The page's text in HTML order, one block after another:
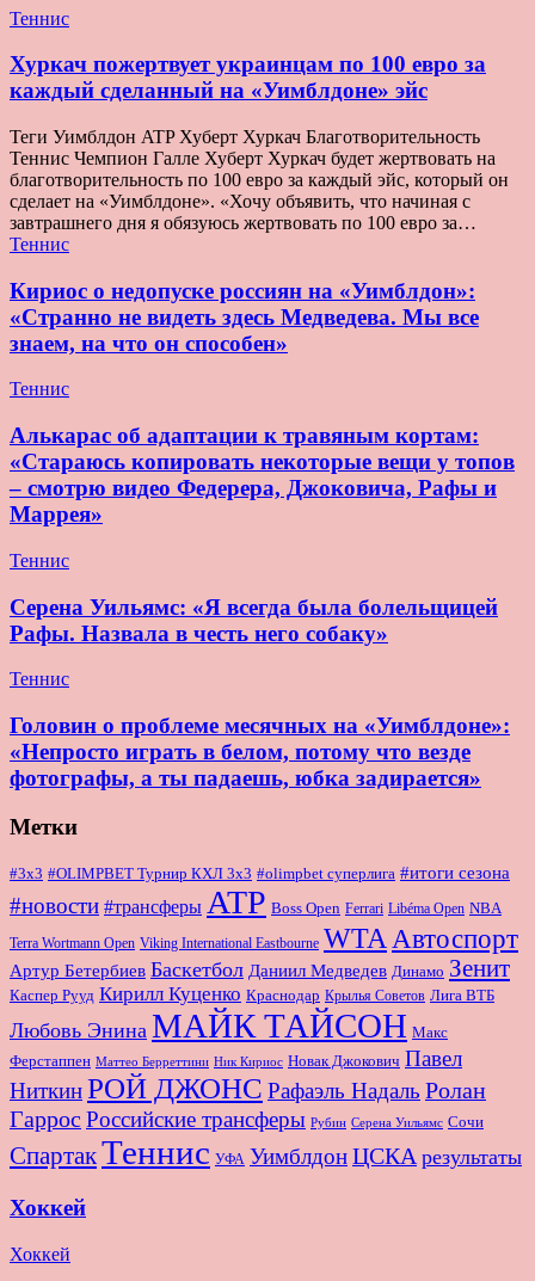
Теннис
Хуркач пожертвует украинцам по 100 евро за
каждый сделанный на «Уимблдоне» эйс
Теги Уимблдон ATP Хуберт Хуркач Благотворительность
Теннис Чемпион Галле Хуберт Хуркач будет жертвовать на
благотворительность по 100 евро за каждый эйс, который он
сделает на «Уимблдоне». «Хочу объявить, что начиная с
завтрашнего дня я обязуюсь жертвовать по 100 евро за…
Теннис
Кириос о недопуске россиян на «Уимблдон»:
«Странно не видеть здесь Медведева. Мы все
знаем, на что он способен»
Теннис
Алькарас об адаптации к травяным кортам:
«Стараюсь копировать некоторые вещи у топов
– смотрю видео Федерера, Джоковича, Рафы и
Маррея»
Теннис
Серена Уильямс: «Я всегда была болельщицей
Рафы. Назвала в честь него собаку»
Теннис
Головин о проблеме месячных на «Уимблдоне»:
«Непросто играть в белом, потому что везде
фотографы, а ты падаешь, юбка задирается»
Метки
#3x3 #OLIMPBET Турнир КХЛ 3x3 #olimpbet суперлига #итоги сезона
#новости #трансферы ATP Boss Open Ferrari Libéma Open NBA
Terra Wortmann Open Viking International Eastbourne WTAАвтоспорт
Артур Бетербиев Баскетбол Даниил Медведев Динамо Зенит
Каспер Рууд Кирилл Куценко Краснодар Крылья Советов Лига ВТБ
Любовь Энина МАЙК ТАЙСОН Макс
Ферстаппен Маттео Берреттини Ник Кириос Новак Джокович Павел
НиткинРОЙ ДЖОНС Рафаэль Надаль Ролан
Гаррос Российские трансферы Рубин Серена Уильямс Сочи
СпартакТеннис УФА УимблдонЦСКА результаты
Хоккей
Хоккей